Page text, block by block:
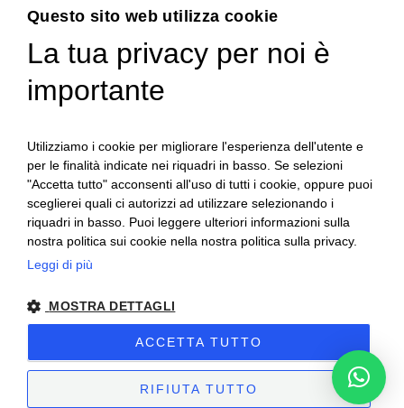
Menu
USATO
Chi siamo
News
Contatti
Al-fra | 2025 | Partita IVA: 03668210044 –
Privacy & Cookies Policy
Questo sito web utilizza cookie
La tua privacy per noi è
importante
Utilizziamo i cookie per migliorare l'esperienza dell'utente e
per le finalità indicate nei riquadri in basso. Se selezioni
"Accetta tutto" acconsenti all'uso di tutti i cookie, oppure puoi
sceglierei quali ci autorizzi ad utilizzare selezionando i
riquadri in basso. Puoi leggere ulteriori informazioni sulla
nostra politica sui cookie nella nostra politica sulla privacy.
Leggi di più
MOSTRA DETTAGLI
ACCETTA TUTTO
RIFIUTA TUTTO